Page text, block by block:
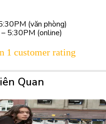
(văn phòng)
5:30PM (online)
1 customer rating
Quan